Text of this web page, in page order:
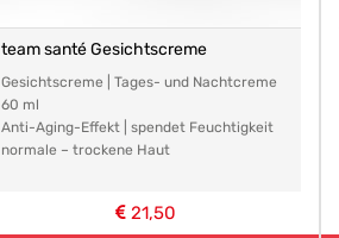
team santé Gesichtscreme
Gesichtscreme | Tages- und Nachtcreme
60 ml
Anti-Aging-Effekt | spendet Feuchtigkeit
normale – trockene Haut
21,50